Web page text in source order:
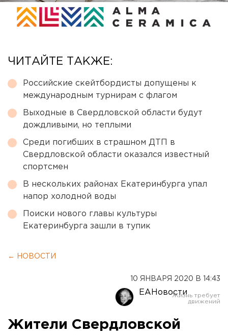
ЧИТАЙТЕ ТАКЖЕ:
Российские скейтбордисты допущены к
международным турнирам с флагом
Выходные в Свердловской области будут
дождливыми, но теплыми
Среди погибших в страшном ДТП в
Свердловской области оказался известный
спортсмен
В нескольких районах Екатеринбурга упал
напор холодной воды
Поиски нового главы культуры
Екатеринбурга зашли в тупик
← НОВОСТИ
10 ЯНВАРЯ 2020 В 14:43
ЕАНовости
Жители Свердловской